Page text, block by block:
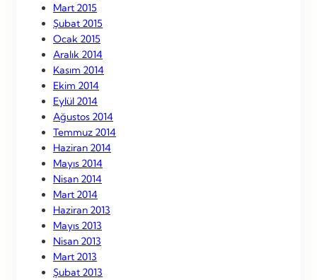
Mart 2015
Şubat 2015
Ocak 2015
Aralık 2014
Kasım 2014
Ekim 2014
Eylül 2014
Ağustos 2014
Temmuz 2014
Haziran 2014
Mayıs 2014
Nisan 2014
Mart 2014
Haziran 2013
Mayıs 2013
Nisan 2013
Mart 2013
Şubat 2013